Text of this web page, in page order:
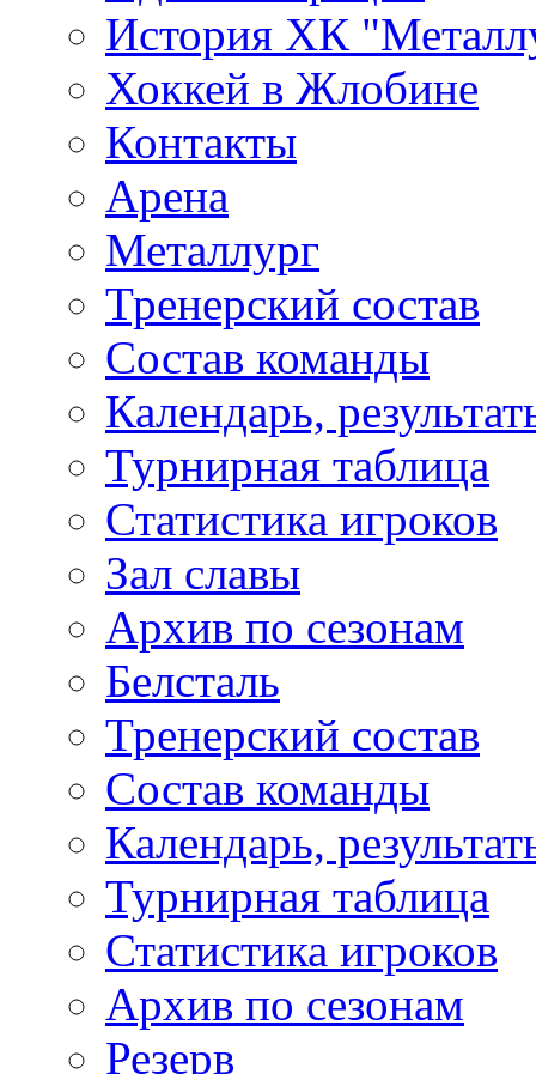
История ХК
Хоккей в Жлобине
Контакты
Арена
Металлург
Тренерский состав
Состав команды
Календарь,
Турнирная таблица
Статистика игроков
Зал славы
Архив по сезонам
Белсталь
Тренерский состав
Состав команды
Календарь,
Турнирная таблица
Статистика игроков
Архив по сезонам
Резерв